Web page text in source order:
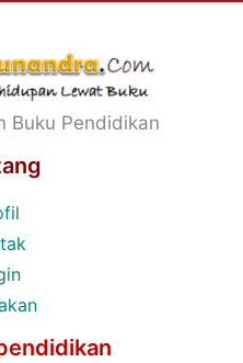
Buku Pendidikan